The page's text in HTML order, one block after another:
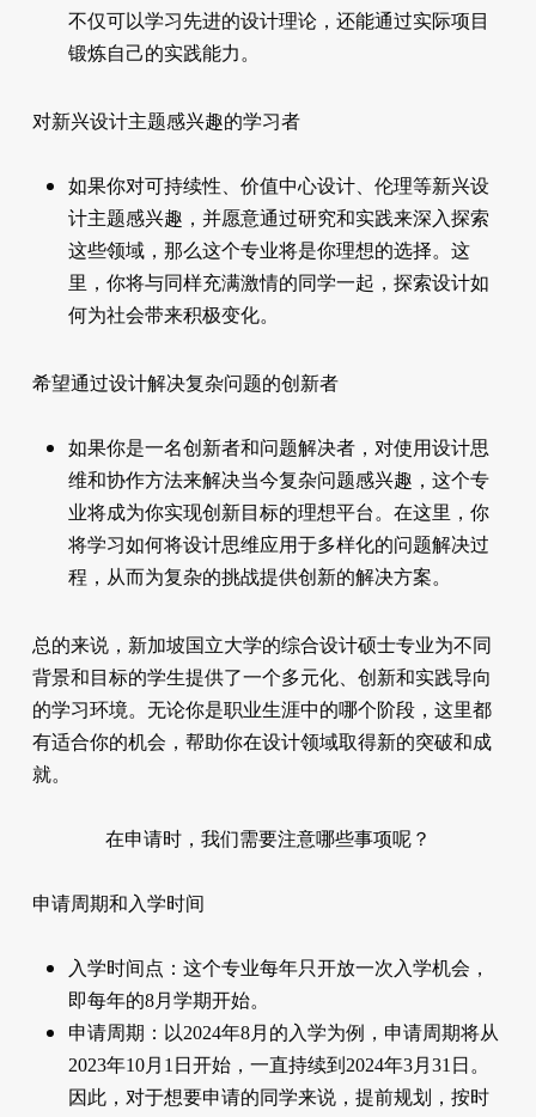
不仅可以学习先进的设计理论，还能通过实际项目
锻炼自己的实践能力。
对新兴设计主题感兴趣的学习者
如果你对可持续性、价值中心设计、伦理等新兴设
计主题感兴趣，并愿意通过研究和实践来深入探索
这些领域，那么这个专业将是你理想的选择。这
里，你将与同样充满激情的同学一起，探索设计如
何为社会带来积极变化。
希望通过设计解决复杂问题的创新者
如果你是一名创新者和问题解决者，对使用设计思
维和协作方法来解决当今复杂问题感兴趣，这个专
业将成为你实现创新目标的理想平台。在这里，你
将学习如何将设计思维应用于多样化的问题解决过
程，从而为复杂的挑战提供创新的解决方案。
总的来说，新加坡国立大学的综合设计硕士专业为不同
背景和目标的学生提供了一个多元化、创新和实践导向
的学习环境。无论你是职业生涯中的哪个阶段，这里都
有适合你的机会，帮助你在设计领域取得新的突破和成
就。
在申请时，我们需要注意哪些事项呢？
申请周期和入学时间
入学时间点：这个专业每年只开放一次入学机会，
即每年的8月学期开始。
申请周期：以2024年8月的入学为例，申请周期将从
2023年10月1日开始，一直持续到2024年3月31日。
因此，对于想要申请的同学来说，提前规划，按时